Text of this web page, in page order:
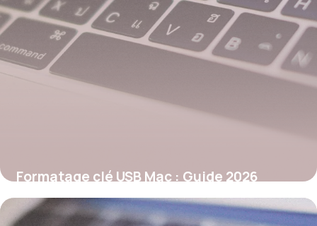
Formatage clé USB Mac : Guide 2026
26 mai 2026